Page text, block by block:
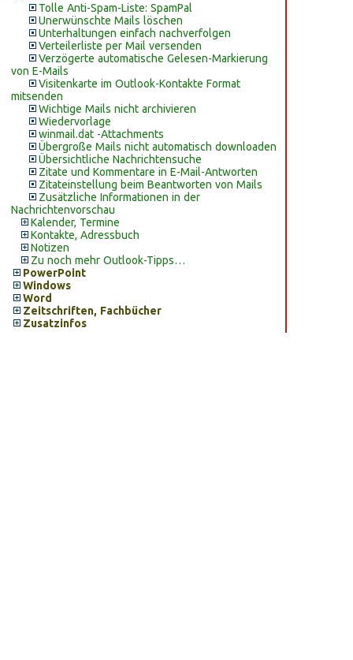
Tolle Anti-Spam-Liste: SpamPal
Unerwünschte Mails löschen
Unterhaltungen einfach nachverfolgen
Verteilerliste per Mail versenden
Verzögerte automatische Gelesen-Markierung
von E-Mails
Visitenkarte im Outlook-Kontakte Format
mitsenden
Wichtige Mails nicht archivieren
Wiedervorlage
winmail.dat -Attachments
Übergroße Mails nicht automatisch downloaden
Übersichtliche Nachrichtensuche
Zitate und Kommentare in E-Mail-Antworten
Zitateinstellung beim Beantworten von Mails
Zusätzliche Informationen in der
Nachrichtenvorschau
Kalender, Termine
Kontakte, Adressbuch
Notizen
Zu noch mehr Outlook-Tipps…
PowerPoint
Windows
Word
Zeitschriften, Fachbücher
Zusatzinfos